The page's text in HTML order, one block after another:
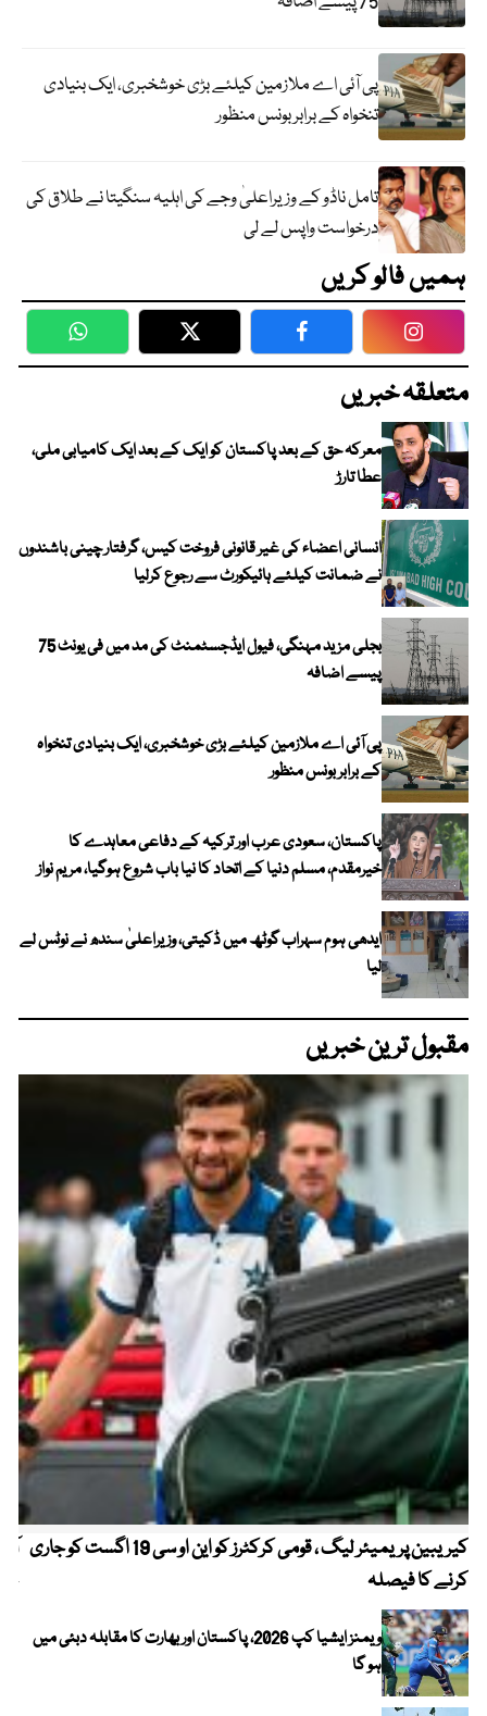
پی آئی اے ملازمین کیلئے بڑی خوشخبری، ایک بنیادی
تنخواہ کے برابر بونس منظور
تامل ناڈو کے وزیراعلیٰ وجے کی اہلیہ سنگیتا نے طلاق کی
درخواست واپس لے لی
ہمیں فالو کریں
WhatsApp Twitter Facebook
متعلقہ خبریں
معرکہ حق کے بعد پاکستان کو ایک کے بعد ایک کامیابی ملی،
عطا تارڑ
انسانی اعضاء کی غیر قانونی فروخت کیس، گرفتار چینی باشندوں
نے ضمانت کیلئے ہائیکورٹ سے رجوع کرلیا
بجلی مزید مہنگی، فیول ایڈجسٹمنٹ کی مد میں فی یونٹ 75
پیسے اضافہ
پی آئی اے ملازمین کیلئے بڑی خوشخبری، ایک بنیادی تنخواہ
کے برابر بونس منظور
پاکستان، سعودی عرب اور ترکیہ کے دفاعی معاہدے کا
خیرمقدم، مسلم دنیا کے اتحاد کا نیا باب شروع ہوگیا، مریم نواز
ایدھی ہوم سہراب گوٹھ میں ڈکیتی، وزیراعلیٰ سندھ نے نوٹس لے
لیا
مقبول ترین خبریں
کیریبین پریمیئر لیگ ، قومی کرکٹرز کو این او سی 19 اگست کو جاری
کرنے کا فیصلہ
ویمنز ایشیا کپ 2026، پاکستان اور بھارت کا مقابلہ دبئی میں
ہو گا